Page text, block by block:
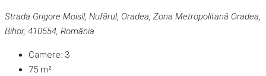
Strada Grigore Moisil, Nufărul, Oradea, Zona Metropolitană Oradea,
Bihor, 410554, România
Camere: 3
75 m²